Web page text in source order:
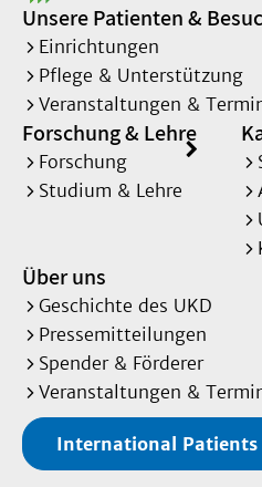
Unsere Patienten &
Einrichtungen
Pflege & Unterstützung
Veranstaltungen &
Forschung & Lehre
Forschung
Studium & Lehre
Über uns
Geschichte des UKD
Pressemitteilungen
Spender & Förderer
Veranstaltungen &
International Patients